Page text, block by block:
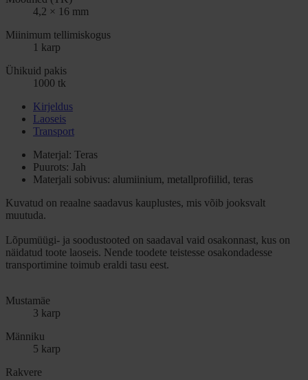
4,2 × 16 mm
Miinimum tellimiskogus
1 karp
Ühikuid pakis
1000 tk
Kirjeldus
Laoseis
Transport
Materjal: Teras
Puurots: Jah
Materjali sobivus: alumiinium, metallprofiilid, teras
Kuvatud on reaalne saadavus kauplustes, mis võib jooksvalt
muutuda.
Lõpumüügi- ja soodustooted on saadaval vaid osakonnast, kus on
näidatud toote laoseis. Nende toodete teistesse osakondadesse
transportimine toimub eraldi tasu eest.
Mustamäe
3 karp
Männiku
5 karp
Rakvere